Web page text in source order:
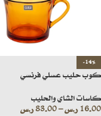
-14%
كوب حليب عسلي فرنسي
كاسات الشاي والحليب
16.00 ر.س–
83.00ر.س